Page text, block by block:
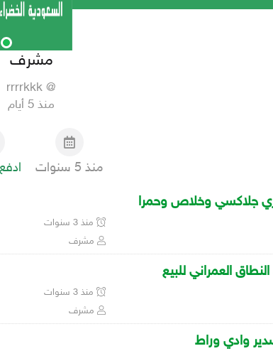
مشرف
@ rrrrkkk
منذ 5 أيام
منذ 5 سنوات
جلاكسي وخلاص وحمرا
منذ 3 سنوات
مشرف
منذ 3 سنوات
مشرف
وادي وراط